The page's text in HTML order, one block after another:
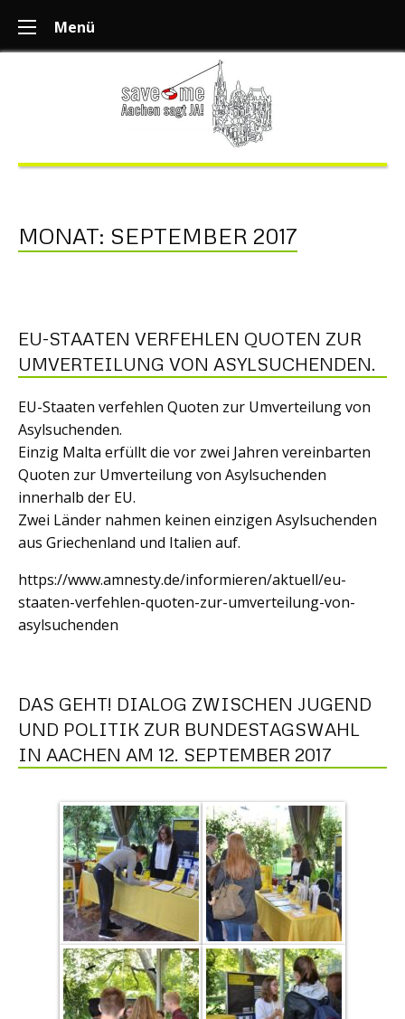
Menü
MONAT: SEPTEMBER 2017
EU-STAATEN VERFEHLEN QUOTEN ZUR
UMVERTEILUNG VON ASYLSUCHENDEN.
EU-Staaten verfehlen Quoten zur Umverteilung von
Asylsuchenden.
Einzig Malta erfüllt die vor zwei Jahren vereinbarten
Quoten zur Umverteilung von Asylsuchenden
innerhalb der EU.
Zwei Länder nahmen keinen einzigen Asylsuchenden
aus Griechenland und Italien auf.
https://www.amnesty.de/informieren/aktuell/eu-
staaten-verfehlen-quoten-zur-umverteilung-von-
asylsuchenden
DAS GEHT! DIALOG ZWISCHEN JUGEND
UND POLITIK ZUR BUNDESTAGSWAHL
IN AACHEN AM 12. SEPTEMBER 2017